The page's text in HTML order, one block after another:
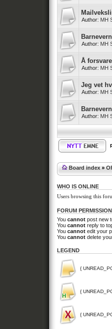
Author: MH
Author: MH
Å
Author: MH
Jeg vet
Author: MH
Author: MH
Board index »
WHO IS ONLINE
Users browsing this
FORUM
You cannot post new
You cannot reply to
You cannot edit your
You cannot delete
LEGEND
{
{
{